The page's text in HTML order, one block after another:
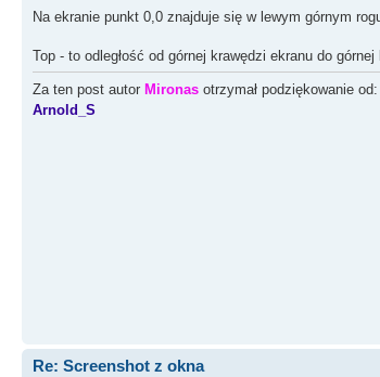
Na ekranie punkt 0,0 znajduje się w lewym górnym
Top - to odległość od górnej krawędzi ekranu do górnej
Za ten post autor Mironas otrzymał podziękowanie od:
Arnold_S
Re: Screenshot z okna